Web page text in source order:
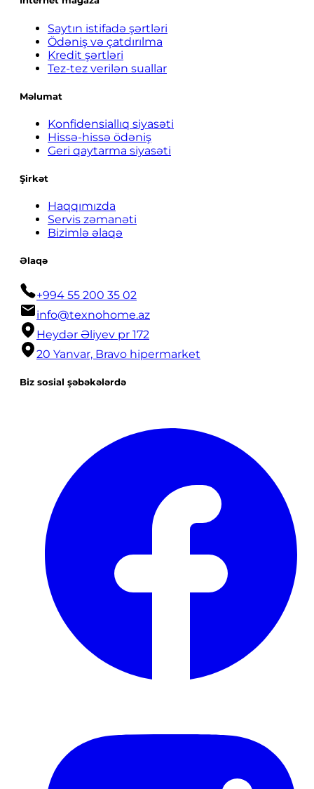
Saytın istifadə şərtləri
Ödəniş və çatdırılma
Kredit şərtləri
Tez-tez verilən suallar
Məlumat
Konfidensiallıq siyasəti
Hissə-hissə ödəniş
Geri qaytarma siyasəti
Şirkət
Haqqımızda
Servis zəmanəti
Bizimlə əlaqə
Əlaqə
+994 55 200 35 02
info@texnohome.az
Heydər Əliyev pr 172
20 Yanvar, Bravo hipermarket
Biz sosial şəbəkələrdə